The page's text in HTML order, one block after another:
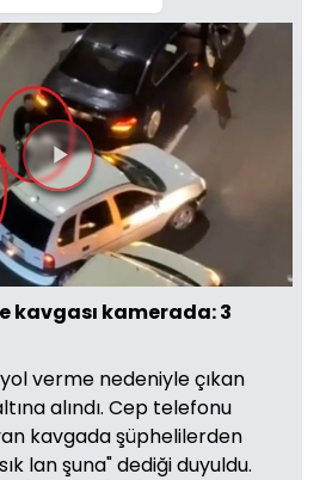
Videoyu
Oynat
kavgası kamerada: 3
verme nedeniyle çıkan
alındı. Cep telefonu
kavgada şüphelilerden
lan şuna" dediği duyuldu.